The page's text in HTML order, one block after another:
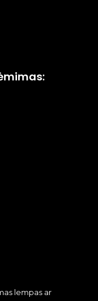
lempas ar